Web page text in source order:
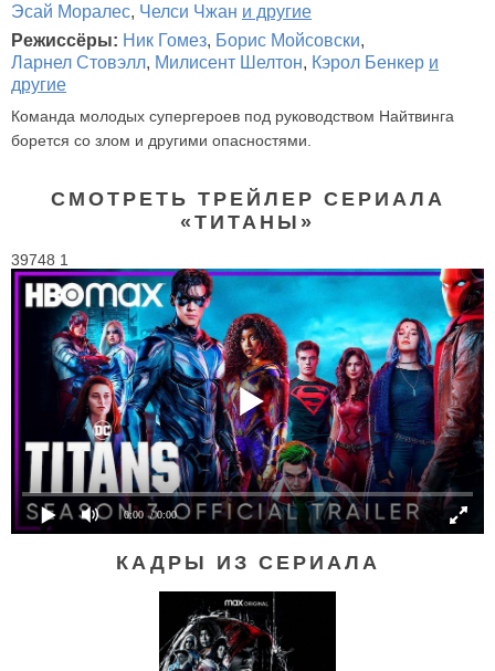
Эсай Моралес, Челси Чжан и другие
Режиссёры: Ник Гомез, Борис Мойсовски,
Ларнел Стовэлл, Милисент Шелтон, Кэрол Бенкер и
другие
Команда молодых супергероев под руководством Найтвинга
борется со злом и другими опасностями.
СМОТРЕТЬ ТРЕЙЛЕР СЕРИАЛА
«ТИТАНЫ»
39748 1
0:00 / 0:00
КАДРЫ ИЗ СЕРИАЛА